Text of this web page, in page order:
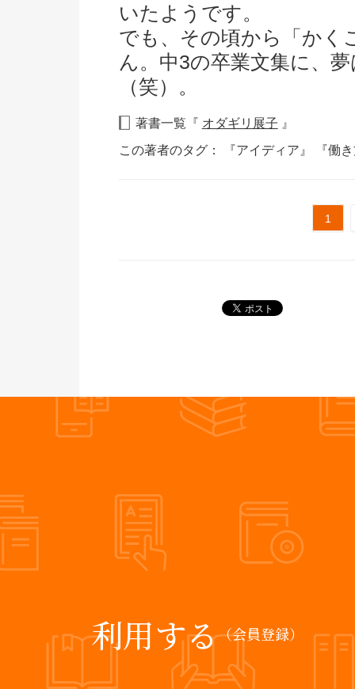
いたようです。
でも、その頃から「かく
ん。中3の卒業文集に、
（笑）。
著書一覧『 オダギリ展子 』
この著者のタグ：
『アイディア』 『働
1
利用する（会員登録）